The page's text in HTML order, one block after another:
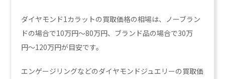
ダイヤモンド1カラットの買取価格の相場は、ノーブラン
ドの場合で10万円〜80万円、ブランド品の場合で30万
円〜120万円が目安です。
エンゲージリングなどのダイヤモンドジュエリーの買取価